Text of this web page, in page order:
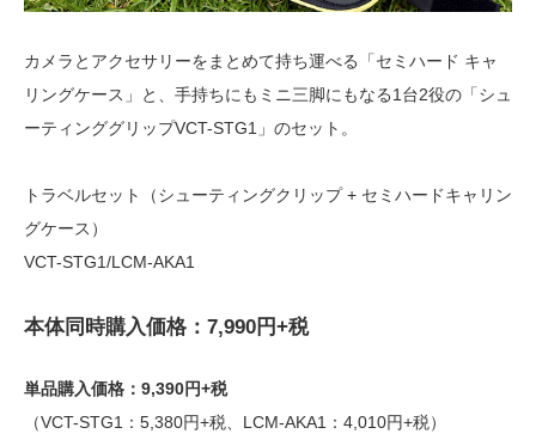
カメラとアクセサリーをまとめて持ち運べる「セミハード キャ
リングケース」と、手持ちにもミニ三脚にもなる1台2役の「シュ
ーティンググリップVCT-STG1」のセット。
トラベルセット（シューティングクリップ + セミハードキャリン
グケース）
VCT-STG1/LCM-AKA1
本体同時購入価格：7,990円+税
単品購入価格：9,390円+税
（VCT-STG1：5,380円+税、LCM-AKA1：4,010円+税）